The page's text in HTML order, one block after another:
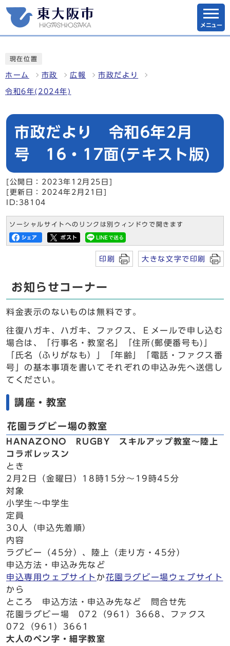
メニュー
現在位置
ホーム 市政 広報 市政だより
令和6年(2024年)
市政だより 令和6年2月
号 16・17面(テキスト版)
[公開日：2023年12月25日]
[更新日：2024年2月21日]
ID:38104
ソーシャルサイトへのリンクは別ウィンドウで開きます
印刷 大きな文字で印刷
お知らせコーナー
料金表示のないものは無料です。
往復ハガキ、ハガキ、ファクス、Ｅメールで申し込む
場合は、「行事名・教室名」「住所(郵便番号も)」
「氏名（ふりがなも）」「年齢」「電話・ファクス番
号」の基本事項を書いてそれぞれの申込み先へ送信し
てください。
講座・教室
花園ラグビー場の教室
HANAZONO RUGBY スキルアップ教室～陸上
コラボレッスン
とき
2月2日（金曜日）18時15分～19時45分
対象
小学生～中学生
定員
30人（申込先着順）
内容
ラグビー（45分）、陸上（走り方・45分）
申込方法・申込み先など
申込専用ウェブサイト か花園ラグビー場ウェブサイト
から
ところ 申込方法・申込み先など 問合せ先
花園ラグビー場 072（961）3668、ファクス
072（961）3661
大人のペン字・細字教室